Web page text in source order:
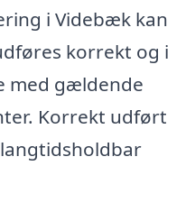
i Videbæk kan
korrekt og i
med gældende
Korrekt udført